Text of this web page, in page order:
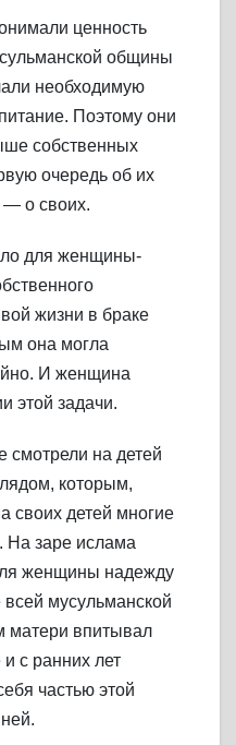
ценность
общины
необходимую
Поэтому они
собственных
очередь об их
— о своих.
для женщины-
жизни в браке
она могла
И женщина
этой задачи.
смотрели на детей
которым,
своих детей многие
заре ислама
женщины надежду
мусульманской
матери впитывал
с ранних лет
частью этой